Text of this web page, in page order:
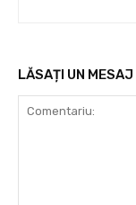
LĂSAȚI UN MESAJ